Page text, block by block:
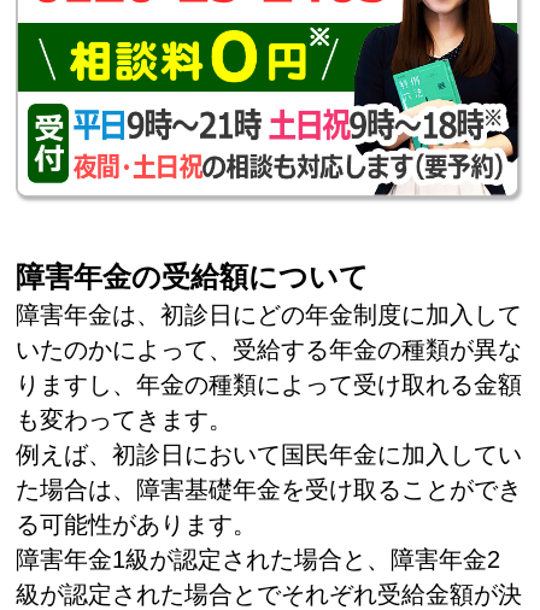
障害年金の受給額について
障害年金は、初診日にどの年金制度に加入して
いたのかによって、受給する年金の種類が異な
りますし、年金の種類によって受け取れる金額
も変わってきます。
例えば、初診日において国民年金に加入してい
た場合は、障害基礎年金を受け取ることができ
る可能性があります。
障害年金1級が認定された場合と、障害年金2
級が認定された場合とでそれぞれ受給金額が決